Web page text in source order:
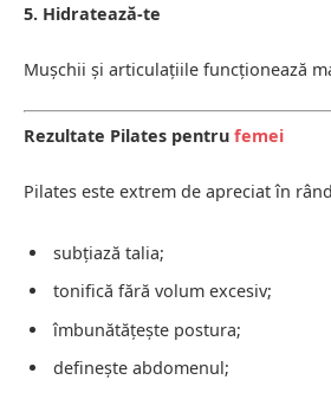
5. Hidratează-te
Mușchii și articulațiile funcționează
Rezultate Pilates pentru femei
Pilates este extrem de apreciat în
subțiază talia;
tonifică fără volum excesiv;
îmbunătățește postura;
definește abdomenul;